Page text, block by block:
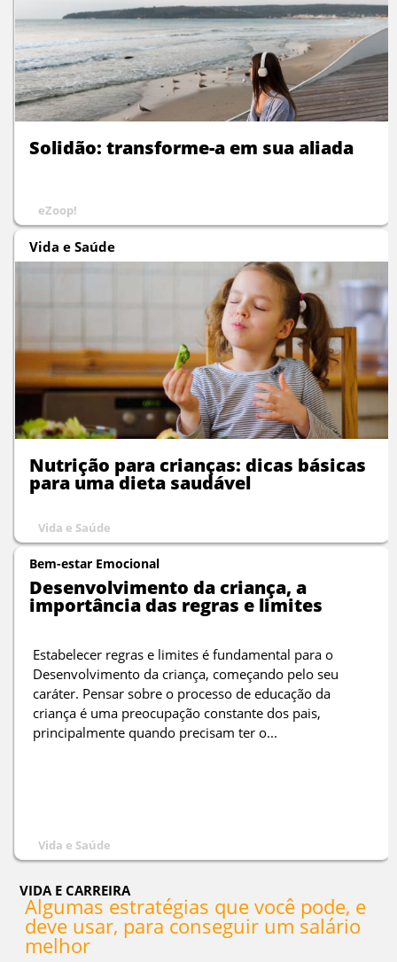
Solidão: transforme-a em sua aliada
eZoop!
Vida e Saúde
Nutrição para crianças: dicas básicas
para uma dieta saudável
Vida e Saúde
Bem-estar Emocional
Desenvolvimento da criança, a
importância das regras e limites
Estabelecer regras e limites é fundamental para o
Desenvolvimento da criança, começando pelo seu
caráter. Pensar sobre o processo de educação da
criança é uma preocupação constante dos pais,
principalmente quando precisam ter o...
Vida e Saúde
VIDA E CARREIRA
Algumas estratégias que você pode, e
deve usar, para conseguir um salário
melhor